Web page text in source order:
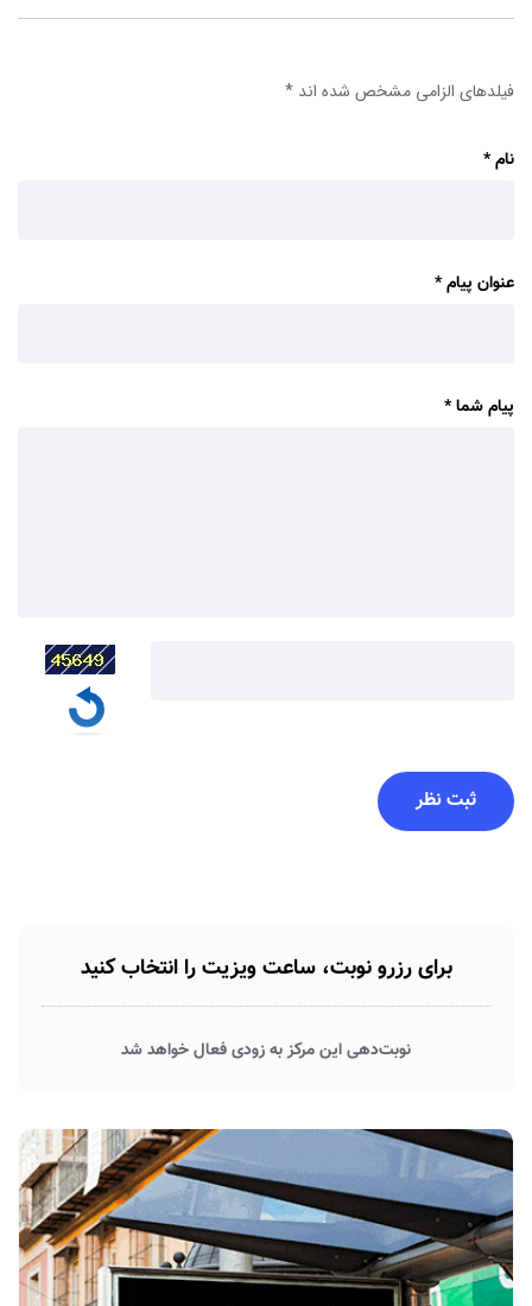
فیلدهای الزامی مشخص شده اند *
نام*
عنوان پیام*
پیام شما*
برای رزرو نوبت، ساعت ویزیت را انتخاب کنید
نوبت‌دهی این مرکز به زودی فعال خواهد شد